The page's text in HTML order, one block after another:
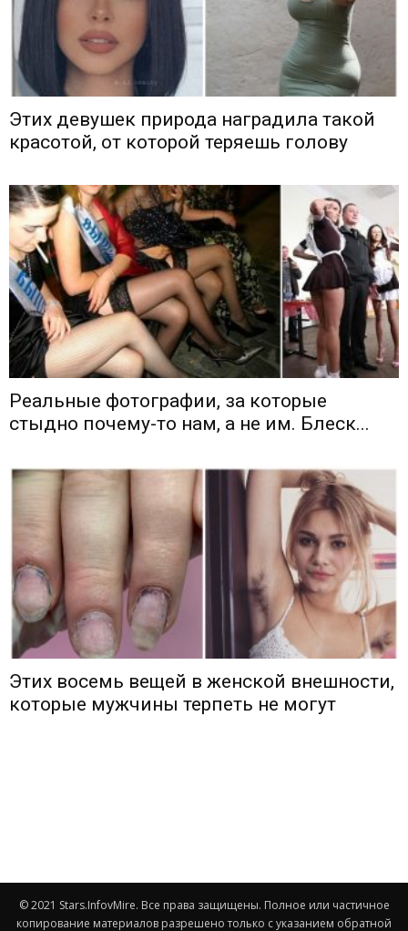
Этих девушек природа наградила такой
красотой, от которой теряешь голову
Реальные фотографии, за которые
стыдно почему-то нам, а не им. Блеск...
Этих восемь вещей в женской внешности,
которые мужчины терпеть не могут
© 2021 Stars.InfovMire. Все права защищены. Полное или частичное
копирование материалов разрешено только с указанием обратной